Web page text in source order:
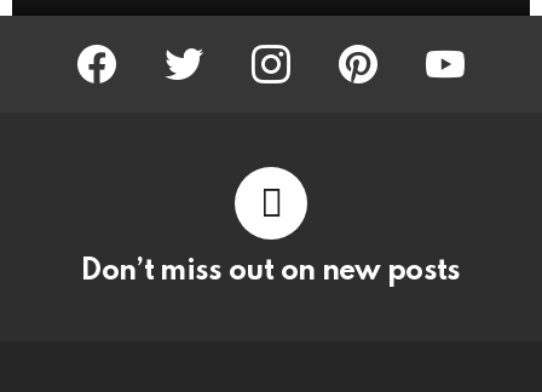
facebook twitter instagram pinterest youtube
Don’t miss out on new posts